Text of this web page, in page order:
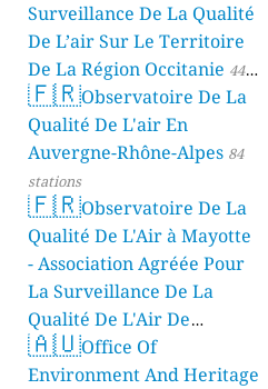
Surveillance De La Qualité
De L’air Sur Le Territoire
De La Région Occitanie 44
stations
🇫🇷Observatoire De La
Qualité De L'air En
Auvergne-Rhône-Alpes 84
stations
🇫🇷Observatoire De La
Qualité De L'Air à Mayotte
- Association Agréée Pour
La Surveillance De La
Qualité De L'Air De
Mayotte 4 stations
🇦🇺Office Of
Environment And Heritage